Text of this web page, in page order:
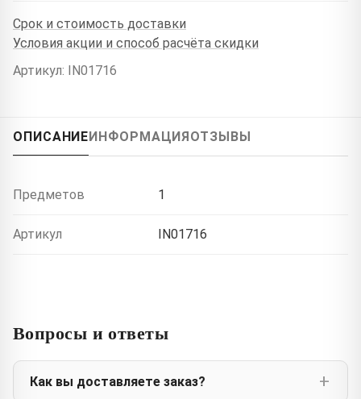
Срок и стоимость доставки
Условия акции и способ расчёта скидки
Артикул: IN01716
ОПИСАНИЕИНФОРМАЦИЯОТЗЫВЫ
Предметов 1
Артикул IN01716
Вопросы и ответы
Как вы доставляете заказ?